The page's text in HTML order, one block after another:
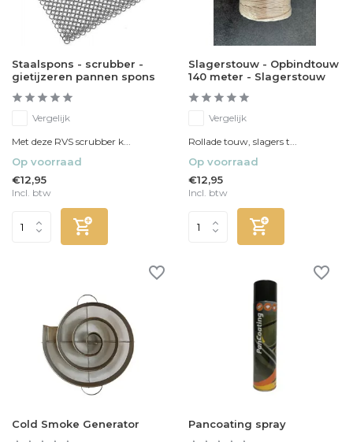
Staalspons - scrubber -
gietijzeren pannen spons
Vergelijk
Met deze RVS scrubber k...
Op voorraad
€12,95
Incl. btw
Slagerstouw - Opbindtouw
140 meter - Slagerstouw
Vergelijk
Rollade touw, slagers t...
Op voorraad
€12,95
Incl. btw
Cold Smoke Generator Pancoating spray